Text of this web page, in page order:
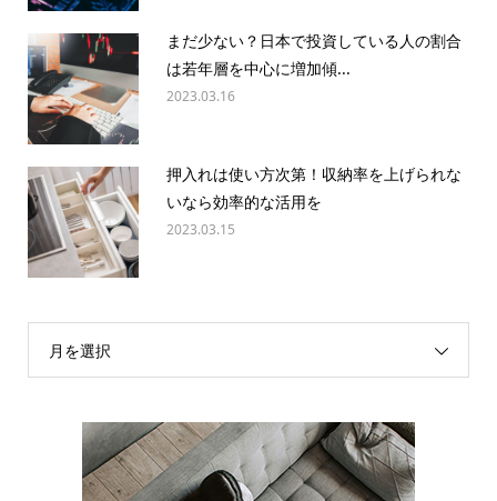
まだ少ない？日本で投資している人の割合
は若年層を中心に増加傾...
2023.03.16
押入れは使い方次第！収納率を上げられな
いなら効率的な活用を
2023.03.15
月を選択